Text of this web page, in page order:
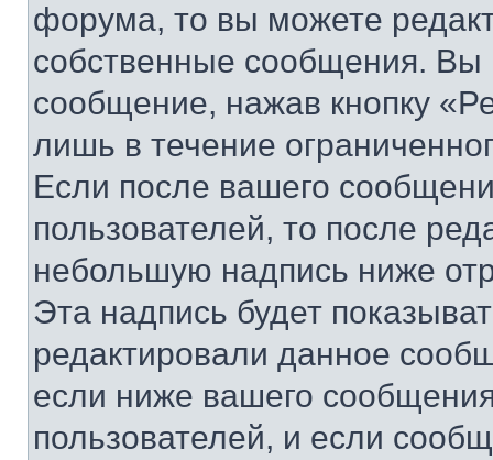
форума, то вы можете
собственные сообщения. Вы
сообщение, нажав кнопку
лишь в течение
Если после вашего
пользователей, то после
небольшую надпись ниже
Эта надпись будет
редактировали данное
если ниже вашего
пользователей, и если